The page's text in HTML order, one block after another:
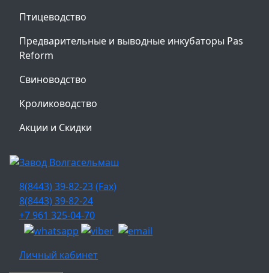
Птицеводство
Предварительные и выводные инкубаторы Pas
Reform
Свиноводство
Кролиководство
Акции и Скидки
8(8443) 39-82-23 (Fax)
8(8443) 39-82-24
+7 961 325-04-70
Личный кабинет